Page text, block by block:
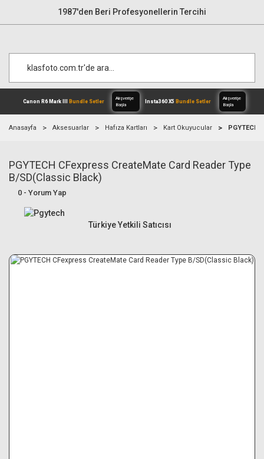
1987'den Beri Profesyonellerin Tercihi
Canon R6 Mark IIIBundle Setler
Alışverişe
Anasayfa Aksesuarlar Hafıza Kartları Kart Okuyucular PGYTECH
PGYTECH CFexpress CreateMate Card Reader Type
B/SD(Classic Black)
0 - Yorum Yap
Türkiye Yetkili Satıcısı